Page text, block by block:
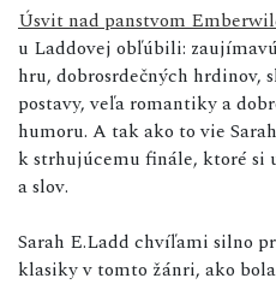
Úsvit nad panstvom
u Laddovej obľúbili:
hru, dobrosrdečných hrdinov,
postavy, veľa romantiky a
humoru. A tak ako to vie
k strhujúcemu finále, ktoré si
a slov.
Sarah E.Ladd chvíľami silno
klasiky v tomto žánri, ako